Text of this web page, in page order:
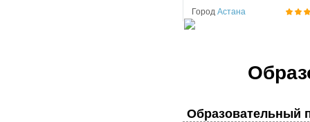
Город Астана
Образовательный